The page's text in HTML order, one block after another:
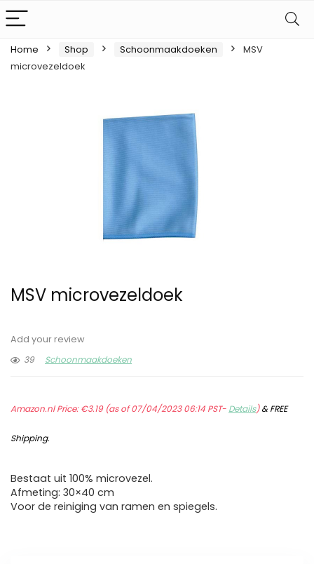
Home Shop Schoonmaakdoeken
MSV
microvezeldoek
MSV microvezeldoek
Add your review
39
Schoonmaakdoeken
Amazon.nl Price:€3.19(as of 07/04/2023 06:14 PST- Details)&FREE
Shipping.
Bestaat uit 100% microvezel.
Afmeting: 30×40 cm
Voor de reiniging van ramen en spiegels.